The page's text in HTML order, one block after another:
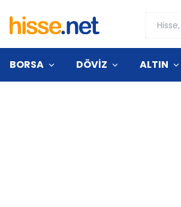
BORSA DÖVİZ ALTIN